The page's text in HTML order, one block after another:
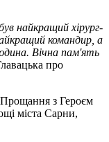
найкращий хірург-
командир, а
Вічна пам'ять
про
з Героєм
міста Сарни,